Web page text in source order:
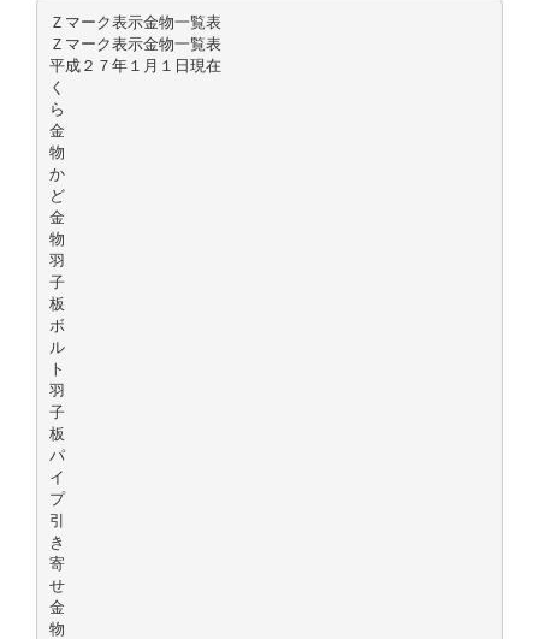
Ｚマーク表示金物一覧表
Ｚマーク表示金物一覧表
平成２７年１月１日現在
く
ら
金
物
か
ど
金
物
羽
子
板
ボ
ル
ト
羽
子
板
パ
イ
プ
引
き
寄
せ
金
物